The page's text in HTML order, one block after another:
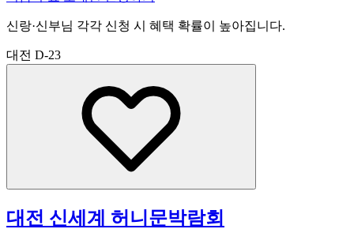
신랑·신부님 각각 신청 시 혜택 확률이 높아집니다.
대전 D-23
대전 신세계 허니문박람회